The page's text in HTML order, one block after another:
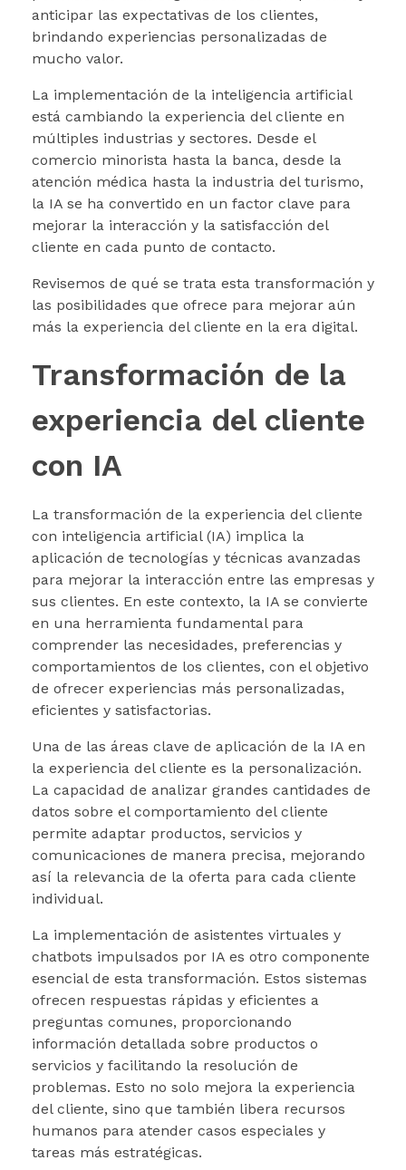
anticipar las expectativas de los clientes,
brindando experiencias personalizadas de
mucho valor.
La implementación de la inteligencia artificial
está cambiando la experiencia del cliente en
múltiples industrias y sectores. Desde el
comercio minorista hasta la banca, desde la
atención médica hasta la industria del turismo,
la IA se ha convertido en un factor clave para
mejorar la interacción y la satisfacción del
cliente en cada punto de contacto.
Revisemos de qué se trata esta transformación y
las posibilidades que ofrece para mejorar aún
más la experiencia del cliente en la era digital.
Transformación de la
experiencia del cliente
con IA
La transformación de la experiencia del cliente
con inteligencia artificial (IA) implica la
aplicación de tecnologías y técnicas avanzadas
para mejorar la interacción entre las empresas y
sus clientes. En este contexto, la IA se convierte
en una herramienta fundamental para
comprender las necesidades, preferencias y
comportamientos de los clientes, con el objetivo
de ofrecer experiencias más personalizadas,
eficientes y satisfactorias.
Una de las áreas clave de aplicación de la IA en
la experiencia del cliente es la personalización.
La capacidad de analizar grandes cantidades de
datos sobre el comportamiento del cliente
permite adaptar productos, servicios y
comunicaciones de manera precisa, mejorando
así la relevancia de la oferta para cada cliente
individual.
La implementación de asistentes virtuales y
chatbots impulsados por IA es otro componente
esencial de esta transformación. Estos sistemas
ofrecen respuestas rápidas y eficientes a
preguntas comunes, proporcionando
información detallada sobre productos o
servicios y facilitando la resolución de
problemas. Esto no solo mejora la experiencia
del cliente, sino que también libera recursos
humanos para atender casos especiales y
tareas más estratégicas.